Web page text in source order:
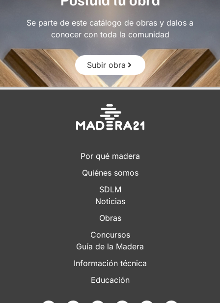
Se parte de este catálogo de obras y dalos a
conocer con toda la comunidad
Subir obra
Por qué madera
Quiénes somos
SDLM
Noticias
Obras
Concursos
Guía de la Madera
Información técnica
Educación